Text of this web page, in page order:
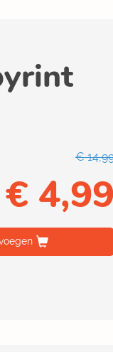
€
€ 4,99